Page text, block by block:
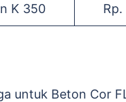
K 350
untuk Beton Cor